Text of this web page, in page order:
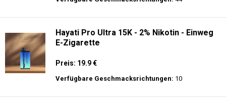
Hayati Pro Ultra 15K - 2% Nikotin - Einweg
E-Zigarette
Preis: 19.9 €
Verfügbare Geschmacksrichtungen: 10